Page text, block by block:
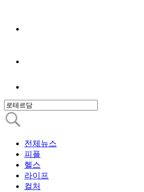
전체뉴스
피플
헬스
라이프
컬처